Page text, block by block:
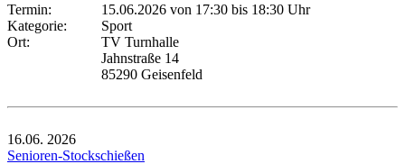
Termin:
15.06.2026 von 17:30 bis 18:30 Uhr
Kategorie:
Sport
Ort:
TV Turnhalle
Jahnstraße 14
85290 Geisenfeld
16.06. 2026
Senioren-Stockschießen